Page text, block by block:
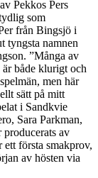
Pekkos Pers
som
från Bingsjö i
tyngsta namnen
”Många av
både klurigt och
men här
sätt på mitt
i Sandkvie
Sara Parkman,
av
första smakprov,
av hösten via